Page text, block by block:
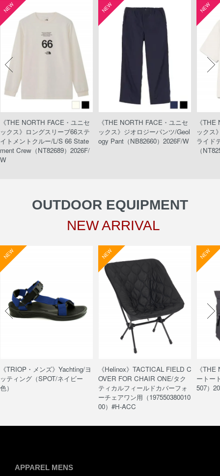
NEW
《THE NORTH FACE・ユニセ
ックス》ロングスリーブ66ステ
イトメントクルー/L/S 66 State
ment Crew（NT82689）2026F/
W
NEW
《THE NORTH FACE・ユニセ
ックス》ジオロジーパンツ/Geol
ogy Pant（NB82660）2026F/W
NEW
《
ックス
ライド
（
OUTDOOR EQUIPMENT
NEW ARRIVAL
NEW
《TRIOP・メンズ》Yachting/ヨ
ッティング（SPOT/ネイビー
色）
NEW
《Helinox》TACTICAL FIELD C
OVER FOR CHAIR ONE/タク
ティカルフィールドカバーフォ
ーチェアワン用（197550380010
00）#H-ACC
NEW
《
ートー
507）
APPAREL MENS